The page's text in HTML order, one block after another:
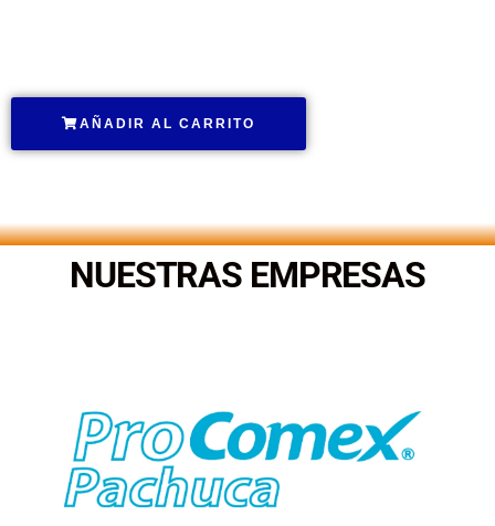
AÑADIR AL CARRITO
NUESTRAS EMPRESAS